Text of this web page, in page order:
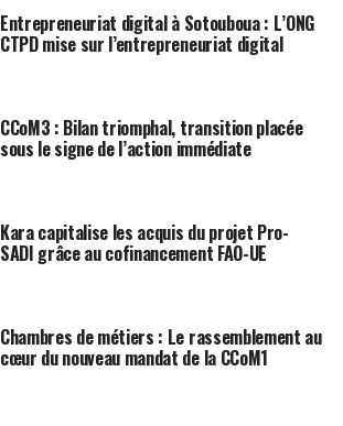
Entrepreneuriat digital à Sotouboua : L’ONG
CTPD mise sur l’entrepreneuriat digital
CCoM3 : Bilan triomphal, transition placée
sous le signe de l’action immédiate
Kara capitalise les acquis du projet Pro-
SADI grâce au cofinancement FAO-UE
Chambres de métiers : Le rassemblement au
cœur du nouveau mandat de la CCoM1